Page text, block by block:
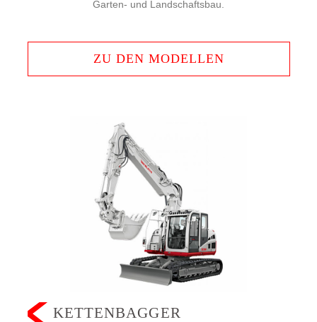
Garten- und Landschaftsbau.
ZU DEN MODELLEN
KETTENBAGGER